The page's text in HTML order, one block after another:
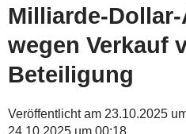
Milliarde-
wegen Verkauf
Beteiligung
Veröffentlicht am 23.10.2025
24.10.2025 um 00:18